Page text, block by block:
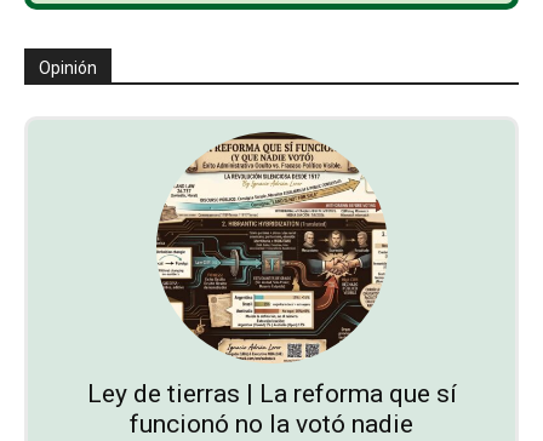
Opinión
Ley de tierras | La reforma que sí
funcionó no la votó nadie